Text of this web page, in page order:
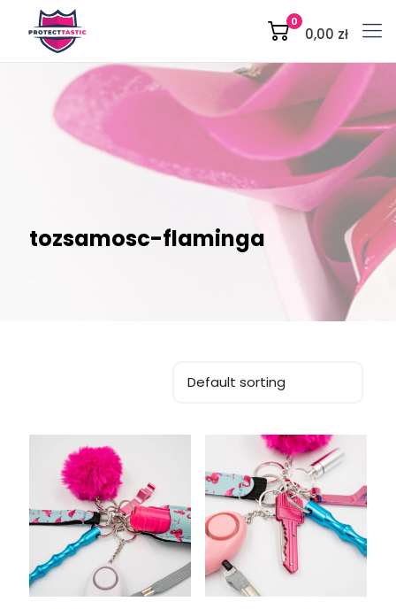
0
0,00 zł
tozsamosc-flaminga